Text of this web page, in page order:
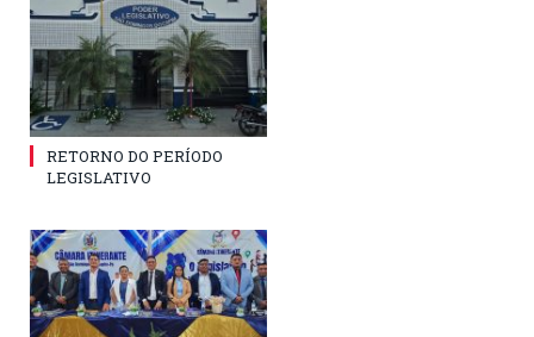
RETORNO DO PERÍODO
LEGISLATIVO